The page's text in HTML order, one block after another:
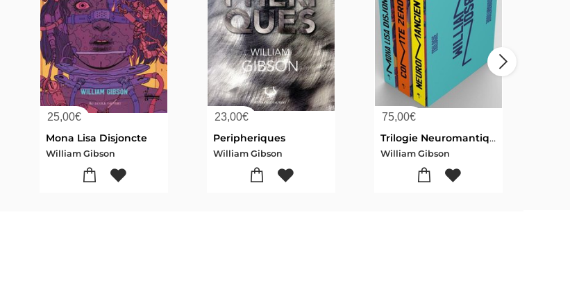
25,00€
Mona Lisa Disjoncte
William Gibson
23,00€
Peripheriques
William Gibson
75,00€
Trilogie Neuromantique
William Gibson